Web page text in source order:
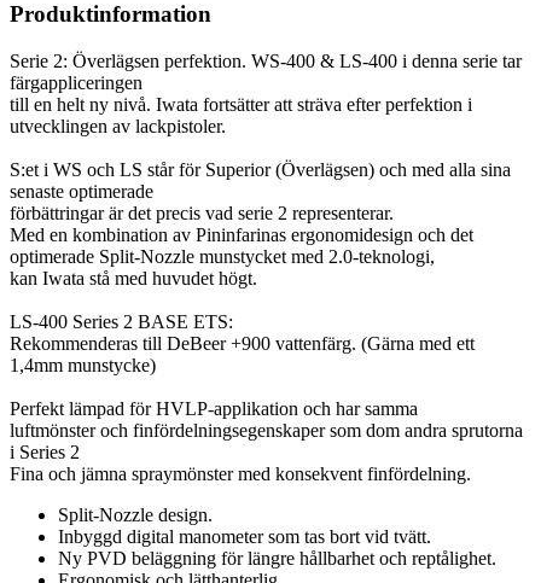
Produktinformation
Serie 2: Överlägsen perfektion. WS-400 & LS-400 i denna serie tar
färgappliceringen
till en helt ny nivå. Iwata fortsätter att sträva efter perfektion i
utvecklingen av lackpistoler.
S:et i WS och LS står för Superior (Överlägsen) och med alla sina
senaste optimerade
förbättringar är det precis vad serie 2 representerar.
Med en kombination av Pininfarinas ergonomidesign och det
optimerade Split-Nozzle munstycket med 2.0-teknologi,
kan Iwata stå med huvudet högt.
LS-400 Series 2 BASE ETS:
Rekommenderas till DeBeer +900 vattenfärg. (Gärna med ett
1,4mm munstycke)
Perfekt lämpad för HVLP-applikation och har samma
luftmönster och finfördelningsegenskaper som dom andra sprutorna
i Series 2
Fina och jämna spraymönster med konsekvent finfördelning.
Split-Nozzle design.
Inbyggd digital manometer som tas bort vid tvätt.
Ny PVD beläggning för längre hållbarhet och reptålighet.